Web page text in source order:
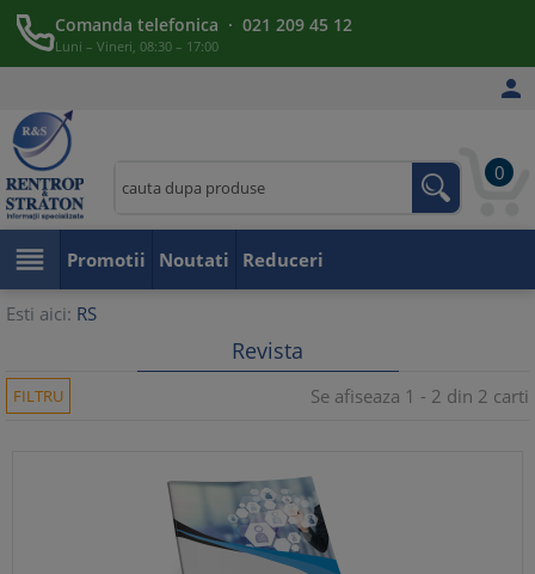
Comanda telefonica · 021 209 45 12
Luni – Vineri, 08:30 – 17:00

0
 Promotii Noutati Reduceri
Esti aici: RS
Revista
FILTRU Se afiseaza 1 - 2 din 2 carti